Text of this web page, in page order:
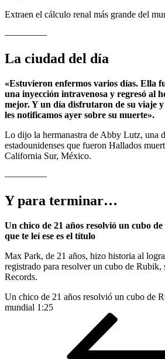
Extraen el cálculo renal más grande del
————–
La ciudad del día
«Estuvieron enfermos varios días. Ella
una inyección intravenosa y regresó al
mejor. Y un día disfrutaron de su viaje y
les notificamos ayer sobre su muerte».
Lo dijo la hermanastra de Abby Lutz, una
estadounidenses que fueron Hallados
California Sur, México.
————–
Y para terminar…
Un chico de 21 años resolvió un cubo
que te leí ese es el título
Max Park, de 21 años, hizo historia al
registrado para resolver un cubo de Rubik,
Records.
Un chico de 21 años resolvió un cubo de
mundial 1:25